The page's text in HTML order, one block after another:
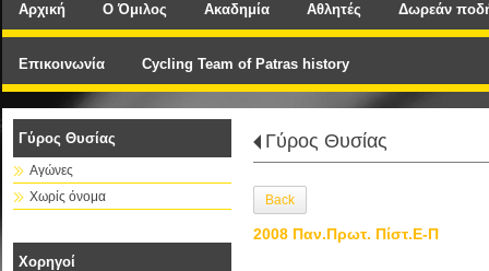
Αρχική Ο Όμιλος Ακαδημία Αθλητές Δωρεάν
Επικοινωνία Cycling Team of Patras history
Γύρος Θυσίας
Αγώνες
Χωρίς όνομα
Χορηγοί
Γύρος Θυσίας
Back
2008 Παν.Πρωτ. Πίστ.E-Π